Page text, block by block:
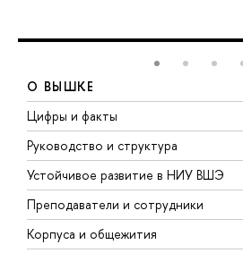
О ВЫШКЕ
Цифры и факты
Руководство и структура
Устойчивое развитие в НИУ ВШЭ
Преподаватели и сотрудники
Корпуса и общежития